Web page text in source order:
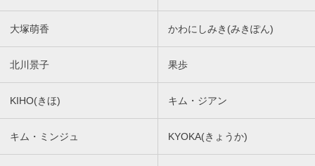
大塚萌香 かわにしみき(みきぽん)
北川景子 果歩
KIHO(きほ) キム・ジアン
キム・ミンジュ KYOKA(きょうか)